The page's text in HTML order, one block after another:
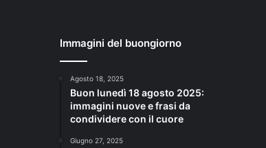
Immagini del buongiorno
Agosto 18, 2025
Buon lunedì 18 agosto 2025:
immagini nuove e frasi da
condividere con il cuore
Giugno 27, 2025